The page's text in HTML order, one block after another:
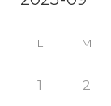
L M
1 2